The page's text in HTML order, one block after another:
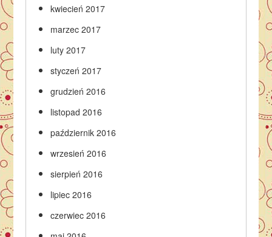
kwiecień 2017
marzec 2017
luty 2017
styczeń 2017
grudzień 2016
listopad 2016
październik 2016
wrzesień 2016
sierpień 2016
lipiec 2016
czerwiec 2016